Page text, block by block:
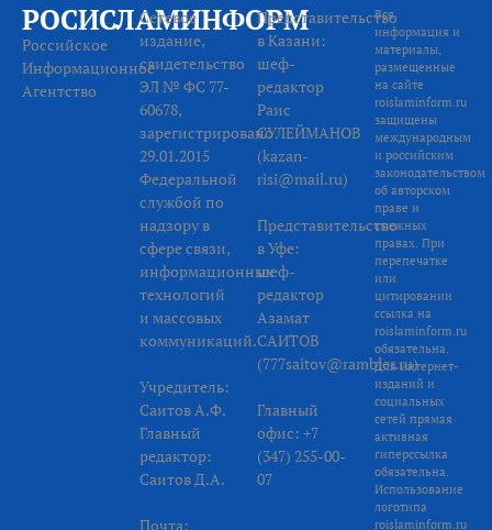
РОСИСЛАМИНФОРМ
Российское
Информационное
Агентство
Сетевое
издание,
свидетельство
ЭЛ № ФС 77-
60678,
зарегистрировано
29.01.2015
Федеральной
службой по
надзору в
сфере связи,
информационных
технологий
и массовых
коммуникаций.
Учредитель:
Саитов А.Ф.
Главный
редактор:
Саитов Д.А.
Почта:
Представительство
в Казани:
шеф-
редактор
Раис
СУЛЕЙМАНОВ
(kazan-
risi@mail.ru)
Представительство
в Уфе:
шеф-
редактор
Азамат
САИТОВ
(777saitov@rambler.ru)
Главный
офис: +7
(347) 255-00-
07
Вся
информация и
материалы,
размещенные
на сайте
roislaminform.ru
защищены
международным
и российским
законодательством
об авторском
праве и
смежных
правах. При
перепечатке
или
цитировании
ссылка на
roislaminform.ru
обязательна.
Для интернет-
изданий и
социальных
сетей прямая
активная
гиперссылка
обязательна.
Использование
логотипа
roislaminform.ru